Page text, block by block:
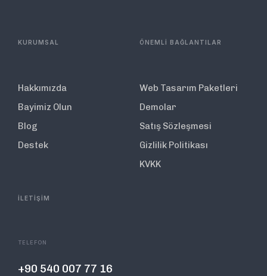
KURUMSAL
Hakkımızda
Bayimiz Olun
Blog
Destek
ÖNEMLİ BAĞLANTILAR
Web Tasarım Paketleri
Demolar
Satış Sözleşmesi
Gizlilik Politikası
KVKK
İLETİŞİM
TELEFON
+90 540 007 77 16